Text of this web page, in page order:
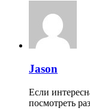
Jason
Если
посмотреть